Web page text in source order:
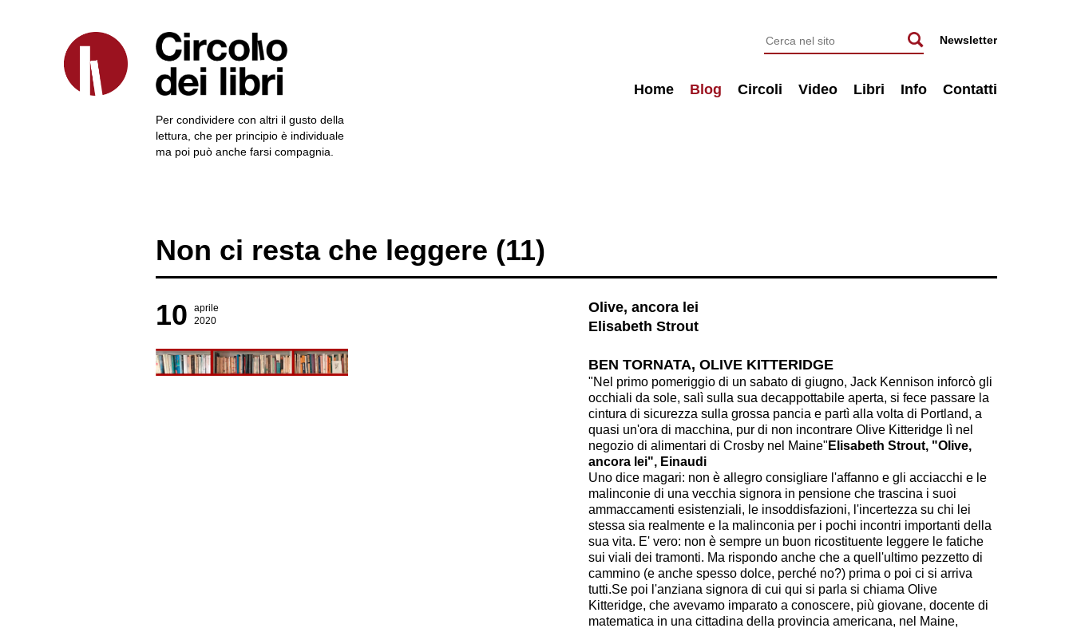
Newsletter
Home Blog Circoli Video Libri Info Contatti
Per condividere con altri il gusto della
lettura, che per principio è individuale
ma poi può anche farsi compagnia.
Non ci resta che leggere (11)
10
aprile
2020
Olive, ancora lei
Elisabeth Strout
BEN TORNATA, OLIVE KITTERIDGE
"Nel primo pomeriggio di un sabato di giugno, Jack Kennison inforcò gli
occhiali da sole, salì sulla sua decappottabile aperta, si fece passare la
cintura di sicurezza sulla grossa pancia e partì alla volta di Portland, a
quasi un'ora di macchina, pur di non incontrare Olive Kitteridge lì nel
negozio di alimentari di Crosby nel Maine" Elisabeth Strout, "Olive,
ancora lei", Einaudi
Uno dice magari: non è allegro consigliare l'affanno e gli acciacchi e le
malinconie di una vecchia signora in pensione che trascina i suoi
ammaccamenti esistenziali, le insoddisfazioni, l'incertezza su chi lei
stessa sia realmente e la malinconia per i pochi incontri importanti della
sua vita. E' vero: non è sempre un buon ricostituente leggere le fatiche
sui viali dei tramonti. Ma rispondo anche che a quell'ultimo pezzetto di
cammino (e anche spesso dolce, perché no?) prima o poi ci si arriva
tutti.Se poi l'anziana signora di cui qui si parla si chiama Olive
Kitteridge, che avevamo imparato a conoscere, più giovane, docente di
matematica in una cittadina della provincia americana, nel Maine,